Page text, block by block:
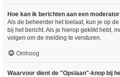
Hoe kan ik berichten aan een
Als de beheerder het toelaat, kun je op
bij het bericht. Als je hierop geklikt hebt,
volgen om de melding te versturen.
Omhoog
Waarvoor dient de "Opslaan"-knop bij